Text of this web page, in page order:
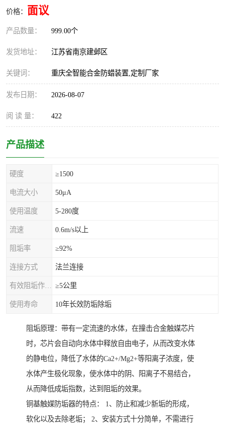
价格： 面议
产品数量： 999.00个
发货地址： 江苏省南京建邺区
关键词： 重庆全智能合金防蜡装置,定制厂家
发布日期： 2026-08-07
阅 读 量： 422
产品描述
硬度 ≥1500
电流大小 50μA
使用温度 5-280度
流速 0.6m/s以上
阻垢率 ≥92%
连接方式 法兰连接
≥5公里
使用寿命 10年长效防垢除垢
阻垢原理：带有一定流速的水体，在撞击合金触媒芯片
时，芯片会自动向水体中释放自由电子，从而改变水体
的静电位，降低了水体的Ca2+/Mg2+等阳离子浓度，使
水体产生极化现象，使水体中的阴、阳离子不易结合，
从而降低成垢指数，达到阻垢的效果。
铜基触媒防垢器的特点： 1、防止和减少新垢的形成，
软化以及去除老垢； 2、安装方式十分简单，不需进行